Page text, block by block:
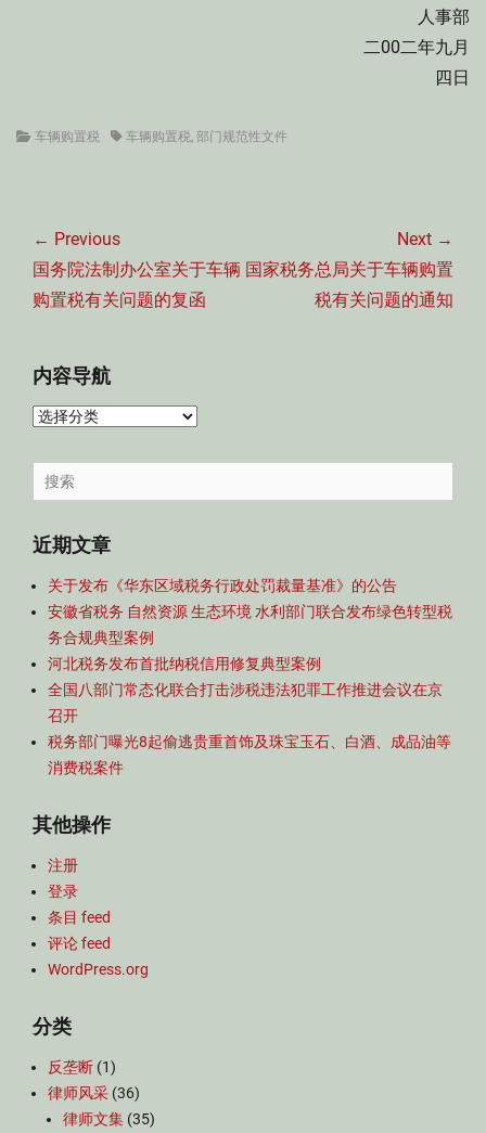
人事部
二00二年九月
四日
Categories
车辆购置税 Tags车辆购置税, 部门规范性文件
章
导
航
← Previous
Previous
post:
国务院法制办公室关于车辆
购置税有关问题的复函
Next →
Next
国家税务总局关于车辆购置
税有关问题的通知
内容导航
内
导
航
Search
for:
近期文章
关于发布《华东区域税务行政处罚裁量基准》的公告
安徽省税务 自然资源 生态环境 水利部门联合发布绿色转型税
务合规典型案例
河北税务发布首批纳税信用修复典型案例
全国八部门常态化联合打击涉税违法犯罪工作推进会议在京
召开
税务部门曝光8起偷逃贵重首饰及珠宝玉石、白酒、成品油等
消费税案件
其他操作
注册
登录
条目 feed
评论 feed
WordPress.org
分类
反垄断 (1)
律师风采 (36)
律师文集 (35)